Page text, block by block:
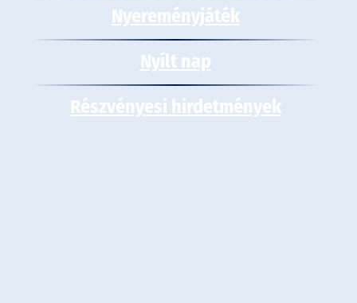
Nyereményjáték
Nyílt nap
Részvényesi hirdetmények